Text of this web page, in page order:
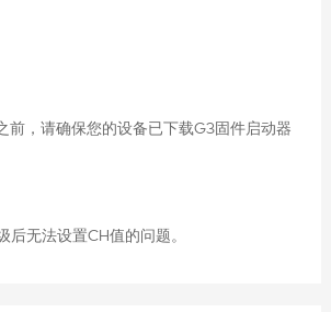
前，请确保您的设备已下载G3固件启动器
后无法设置CH值的问题。